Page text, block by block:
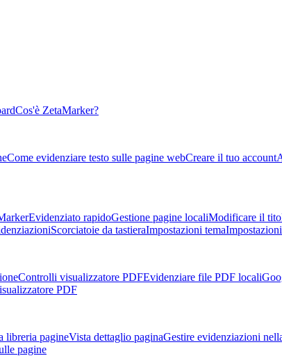
Cos'è ZetaMarker?
Come evidenziare testo sulle pagine webCreare il tuo account
Evidenziato rapidoGestione pagine localiModificare il
Scorciatoie da tastieraImpostazioni tema
Controlli visualizzatore PDFEvidenziare file PDF locali
PDF
libreria pagineVista dettaglio paginaGestire evidenziazioni
pagine